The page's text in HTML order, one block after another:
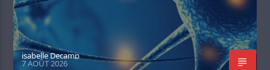
isabelle Decamp
7 AOÛT 2026